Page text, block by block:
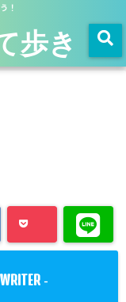
！
歩き
WRITER -